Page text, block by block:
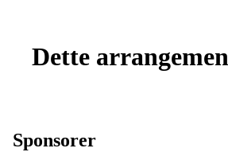
Dette
Sponsorer